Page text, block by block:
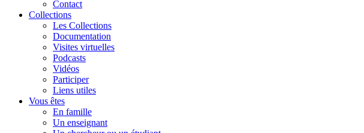
Contact
Collections
Les Collections
Documentation
Visites virtuelles
Podcasts
Vidéos
Participer
Liens utiles
Vous êtes
En famille
Un enseignant